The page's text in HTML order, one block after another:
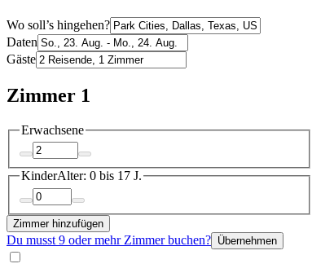
Wo soll’s hingehen?
Daten
Gäste
Zimmer 1
Erwachsene
KinderAlter: 0 bis 17 J.
Zimmer hinzufügen
Du musst 9 oder mehr Zimmer buchen? Übernehmen